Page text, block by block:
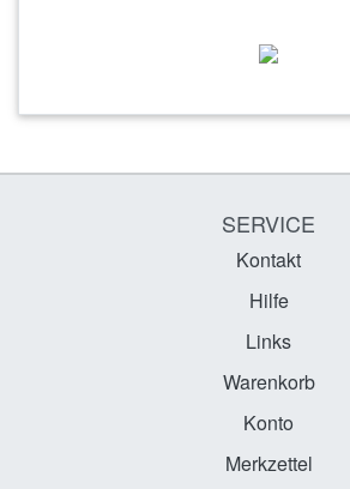
SERVICE
Kontakt
Hilfe
Links
Warenkorb
Konto
Merkzettel